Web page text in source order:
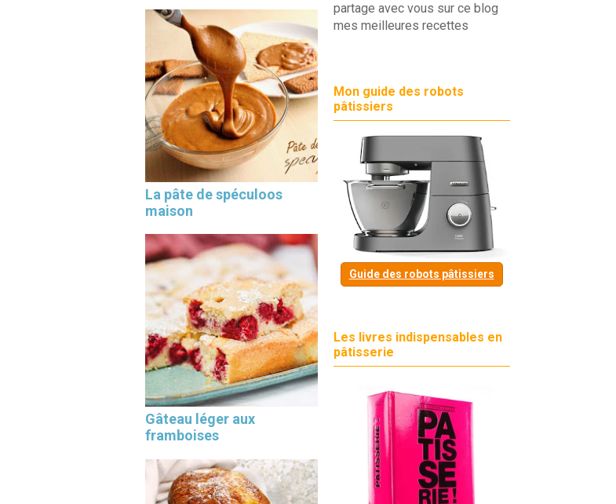
La pâte de spéculoos
maison
Gâteau léger aux
framboises
partage avec vous sur ce blog
mes meilleures recettes
Mon guide des robots
pâtissiers
Guide des robots pâtissiers
Les livres indispensables en
pâtisserie
×
Les 30 outils indispensables